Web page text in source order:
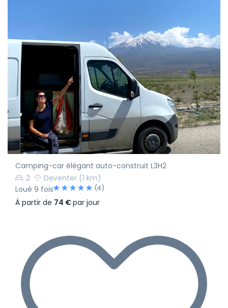
Camping-car élégant auto-construit L3H2
2
Deventer (1 km)
Loué 9 fois
(4)
À partir de 74 €par jour